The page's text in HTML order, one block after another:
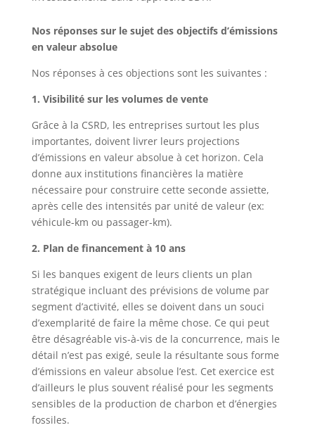
Nos réponses sur le sujet des objectifs d’émissions
en valeur absolue
Nos réponses à ces objections sont les suivantes :
1. Visibilité sur les volumes de vente
Grâce à la CSRD, les entreprises surtout les plus
importantes, doivent livrer leurs projections
d’émissions en valeur absolue à cet horizon. Cela
donne aux institutions financières la matière
nécessaire pour construire cette seconde assiette,
après celle des intensités par unité de valeur (ex:
véhicule-km ou passager-km).
2. Plan de financement à 10 ans
Si les banques exigent de leurs clients un plan
stratégique incluant des prévisions de volume par
segment d’activité, elles se doivent dans un souci
d’exemplarité de faire la même chose. Ce qui peut
être désagréable vis-à-vis de la concurrence, mais le
détail n’est pas exigé, seule la résultante sous forme
d’émissions en valeur absolue l’est. Cet exercice est
d’ailleurs le plus souvent réalisé pour les segments
sensibles de la production de charbon et d’énergies
fossiles.